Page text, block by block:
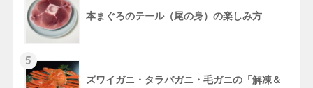
本まぐろのテール（尾の身）の楽しみ方
5
ズワイガニ・タラバガニ・毛ガニの「解凍＆